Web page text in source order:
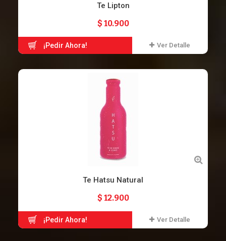
Te Lipton
$ 10.900
¡Pedir Ahora! Ver Detalle
Te Hatsu Natural
$ 12.900
¡Pedir Ahora! Ver Detalle